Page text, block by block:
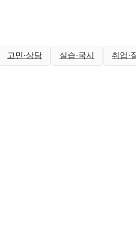
고민·상담 실습·국시 취업·